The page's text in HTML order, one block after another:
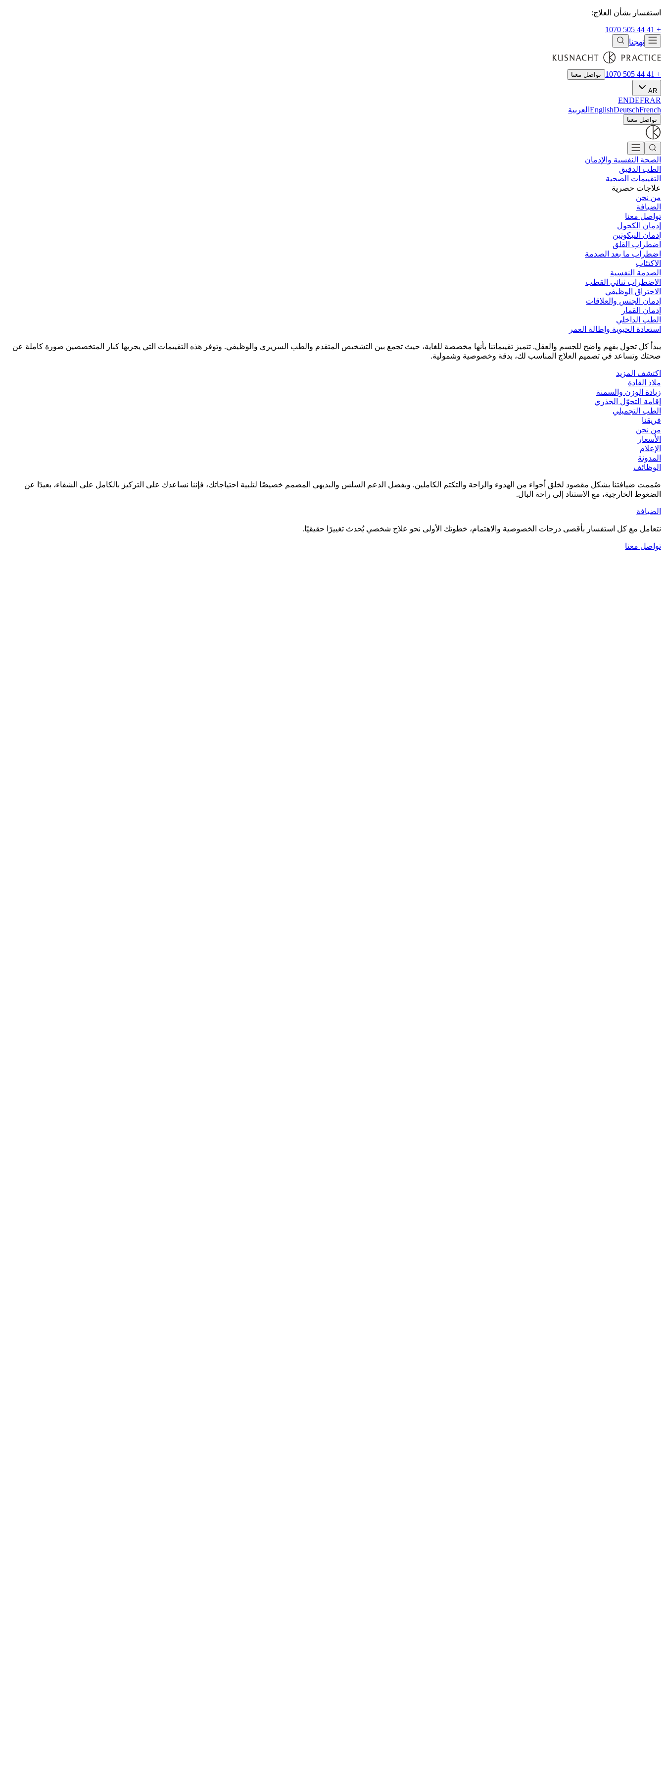
استفسار بشأن العلاج:
+ 41 44 505 1070
نهجنا
+ 41 44 505 1070 تواصل معنا
AR
ENDEFRAR
EnglishDeutschFrench العربية
تواصل معنا
الصحة النفسية والإدمان
الطب الدقيق
التقييمات الصحية
علاجات حصرية
من نحن
الضيافة
تواصل معنا
إدمان الكحول
إدمان النيكوتين
اضطراب القلق
اضطراب ما بعد الصدمة
الاكتئاب
الصدمة النفسية
الاضطراب ثنائي القطب
الاحتراق الوظيفي
إدمان الجنس والعلاقات
إدمان القمار
الطب الداخلي
استعادة الحيوية وإطالة العمر
يبدأ كل تحول بفهم واضح للجسم والعقل. تتميز تقييماتنا بأنها مخصصة للغاية، حيث تجمع بين التشخيص المتقدم والطب السريري والوظيفي. وتوفر هذه التقييمات التي يجريها كبار المتخصصين صورة كاملة عن
صحتك وتساعد في تصميم العلاج المناسب لك، بدقة وخصوصية وشمولية.
اكتشف المزيد
ملاذ القادة
زيادة الوزن والسمنة
إقامة التحوّل الجذري
الطب التجميلي
فريقنا
من نحن
الأسعار
الإعلام
المدونة
الوظائف
صُممت ضيافتنا بشكل مقصود لخلق أجواء من الهدوء والراحة والتكتم الكاملين. وبفضل الدعم السلس والبديهي المصمم خصيصًا لتلبية احتياجاتك، فإننا نساعدك على التركيز بالكامل على الشفاء، بعيدًا عن
الضغوط الخارجية، مع الاستناد إلى راحة البال.
الضيافة
نتعامل مع كل استفسار بأقصى درجات الخصوصية والاهتمام، خطوتك الأولى نحو علاج شخصي يُحدث تغييرًا حقيقيًا.
تواصل معنا